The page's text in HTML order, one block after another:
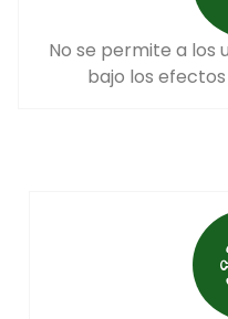
No se permite a los
bajo los